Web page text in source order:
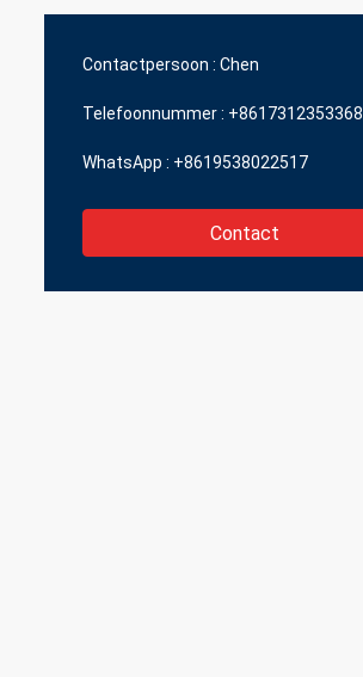
Contactpersoon : Chen
Telefoonnummer : +8617312353368
WhatsApp : +8619538022517
Contact